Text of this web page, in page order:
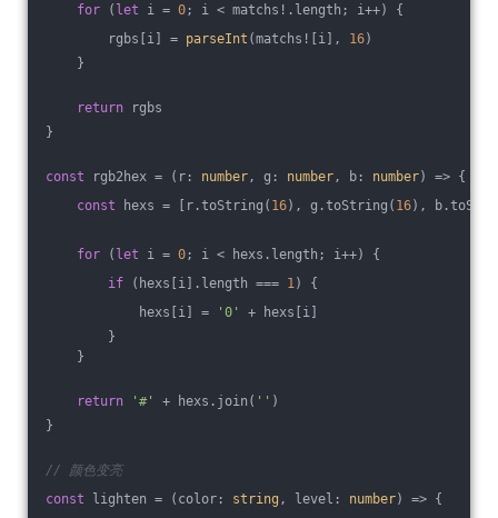
for ( let i = 0; i < matchs!.length; i++) {
rgbs[i] = parseInt (matchs![i], 16)
}
return rgbs
}
const rgb2hex = ( r: number, g: number, b: number) => {
const hexs = [r.toString( 16), g.toString( 16),
for ( let i = 0; i < hexs.length; i++) {
if (hexs[i].length === 1) {
hexs[i] =
'0'
+ hexs[i]
}
}
return '#' + hexs.join( '' )
}
// 颜色变亮
const lighten = ( color: string , level: number) => {